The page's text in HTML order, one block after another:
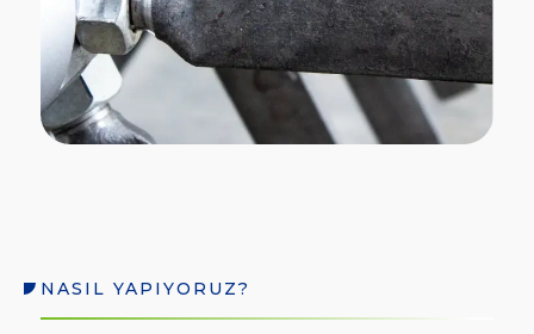
NASIL YAPIYORUZ?